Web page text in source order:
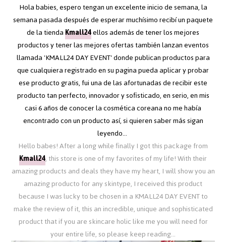
Hola babies, espero tengan un excelente inicio de semana, la
semana pasada después de esperar muchísimo recibí un paquete
de la tiendaKmall24ellos además de tener los mejores
productos y tener las mejores ofertas también lanzan eventos
llamada 'KMALL24 DAY EVENT' donde publican productos para
que cualquiera registrado en su pagina pueda aplicar y probar
ese producto gratis, fui una de las afortunadas de recibir este
producto tan perfecto, innovador y sofisticado, en serio, en mis
casi 6 años de conocer la cosmética coreana no me había
encontrado con un producto así, si quieren saber más sigan
leyendo...
Hello babes! After a long while finally I got this package from
Kmall24, this store is one of my favorites of my life! With their
amazing products and deals they have my heart, I will show you an
amazing producto for any skintype, I received this product
because I was lucky to be chosen in a KMALL24 DAY EVENT to
make the review of it, this an incredible, unique and sophisticated
product that if you are skincare holic like me you will need for
your entire life, so please keep reading...